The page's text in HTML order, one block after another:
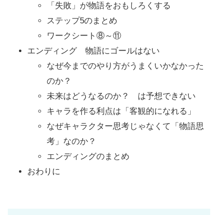
「失敗」が物語をおもしろくする
ステップ5のまとめ
ワークシート⑧～⑪
エンディング 物語にゴールはない
なぜ今までのやり方がうまくいかなかった
のか？
未来はどうなるのか？ は予想できない
キャラを作る利点は「客観的になれる」
なぜキャラクター思考じゃなくて「物語思
考」なのか？
エンディングのまとめ
おわりに